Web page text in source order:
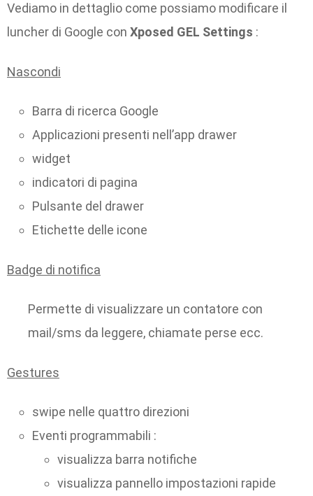
Vediamo in dettaglio come possiamo modificare il
luncher di Google con Xposed GEL Settings :
Nascondi
Barra di ricerca Google
Applicazioni presenti nell’app drawer
widget
indicatori di pagina
Pulsante del drawer
Etichette delle icone
Badge di notifica
Permette di visualizzare un contatore con
mail/sms da leggere, chiamate perse ecc.
Gestures
swipe nelle quattro direzioni
Eventi programmabili :
visualizza barra notifiche
visualizza pannello impostazioni rapide